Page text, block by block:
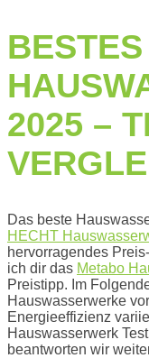
BESTES
2025 –
Das beste
HECHT
hervorragendes
ich dir das Metabo
Preistipp. Im
Hauswasserwerke
Energieeffizienz
Hauswasserwerk
beantworten wir